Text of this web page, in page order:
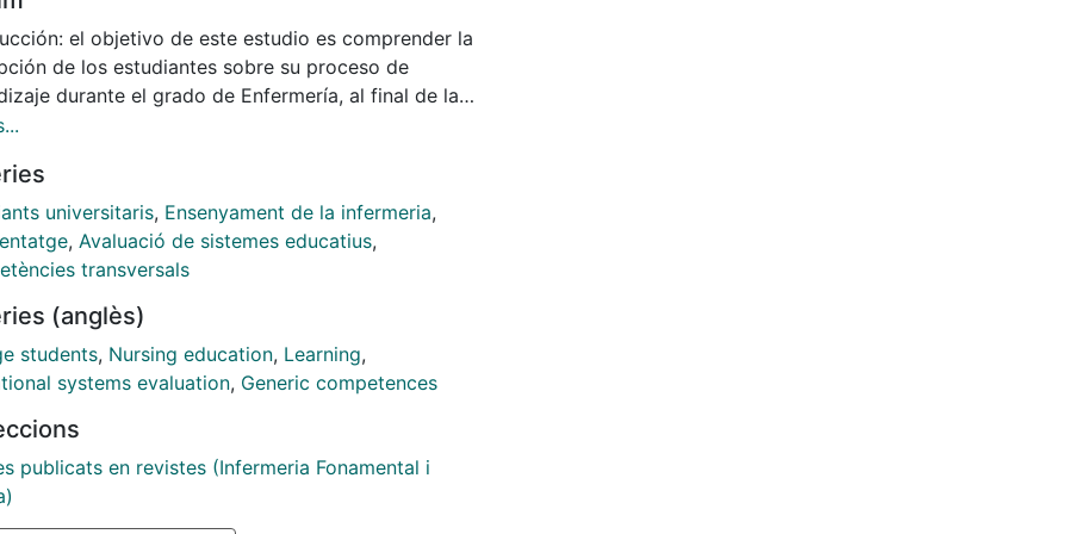
el objetivo de este estudio es comprender la
de los estudiantes sobre su proceso de
durante el grado de Enfermería, al final de la
2011-15, mediante la utilización del Cuaderno
Metodología: estudio cualitativo
desde un enfoque biográfico-narrativo del
la promoción 2011-15. Sesenta y un narrativas se
y se analizaron a partir de un análisis de
permitió identificar cinco temas del proceso
de las narrativas que ayudaron a comprender la
del estudiante sobre su proceso de
d'Infermeria de Sant Pau, profesorado,
de aprendizaje y balance personal. Conclusión:
al terminar sus estudios, percibieron
un aprendizaje complejo basado en
universitaris, Ensenyament de la infermeria,
, Avaluació de sistemes educatius,
transversals
(anglès)
students, Nursing education, Learning,
systems evaluation, Generic competences
publicats en revistes (Infermeria Fonamental i